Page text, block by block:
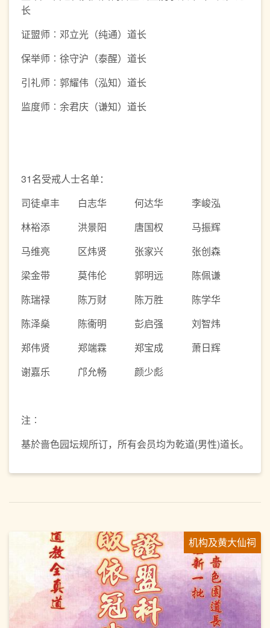
长
证盟师︰邓立光（纯通）道长
保举师︰徐守沪（泰醒）道长
引礼师︰郭耀伟（泓知）道长
监度师︰余君庆（谦知）道长
31名受戒人士名单：
司徒卓丰
白志华 何达华
李峻泓
林裕添
洪景阳 唐国权
马振辉
马维亮
区炜贤 张家兴
张创森
梁金带
莫伟伦 郭明远
陈佩谦
陈瑞禄
陈万财 陈万胜
陈学华
陈泽燊
陈衞明 彭启强
刘智炜
郑伟贤
郑端霖 郑宝成
萧日辉
谢嘉乐
邝允畅 颜少彪
注︰
基於啬色园坛规所订，所有会员均为乾道(男性)道长。
机构及黄大仙祠